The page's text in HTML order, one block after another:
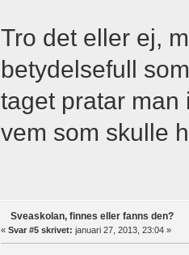
Tro det eller ej,
betydelsefull
taget pratar man
vem som skulle
Sveaskolan, finnes eller fanns den?
« Svar #5 skrivet: januari 27, 2013, 23:04 »